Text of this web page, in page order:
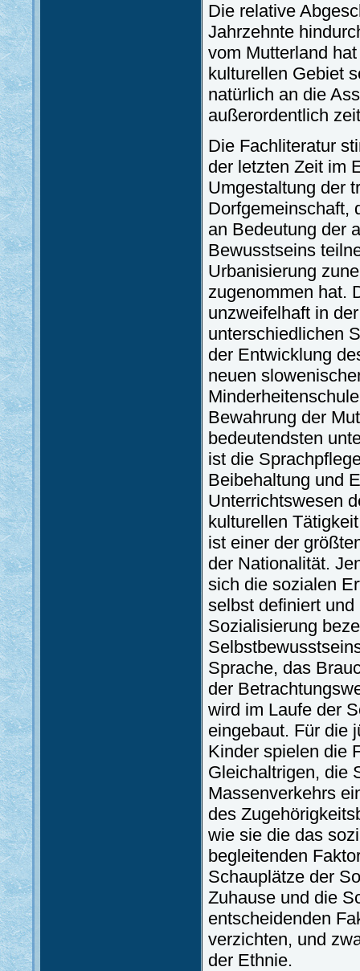
Die relative
Jahrzehnte
vom Mutterland
kulturellen Gebiet
natürlich an die
außerordentlich
Die Fachliteratur
der letzten Zeit im
Umgestaltung der
Dorfgemeinschaft,
an Bedeutung der
Bewusstseins
Urbanisierung
zugenommen hat.
unzweifelhaft in
unterschiedlichen
der Entwicklung
neuen
Bewahrung der
bedeutendsten
ist die
Beibehaltung und
Unterrichtswesen
kulturellen
ist einer der
der Nationalität.
sich die sozialen
selbst definiert
Sozialisierung
Sprache, das
der
wird im Laufe der
eingebaut. Für die
Kinder spielen die
Gleichaltrigen, die
Massenverkehrs
des
wie sie die das
begleitenden
Schauplätze der
Zuhause und die
entscheidenden
verzichten, und
der Ethnie.